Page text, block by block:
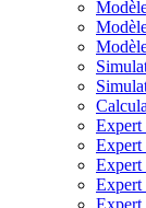
Expert
Expert
Expert
Expert
Expert